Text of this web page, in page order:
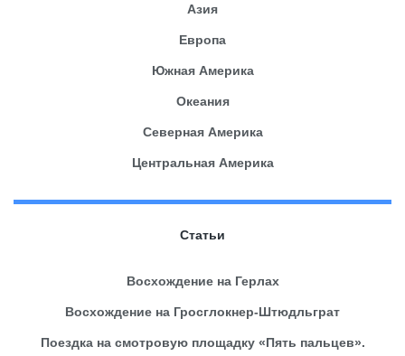
Азия
Европа
Южная Америка
Океания
Северная Америка
Центральная Америка
Статьи
Восхождение на Герлах
Восхождение на Гросглокнер-Штюдльграт
Поездка на смотровую площадку «Пять пальцев».